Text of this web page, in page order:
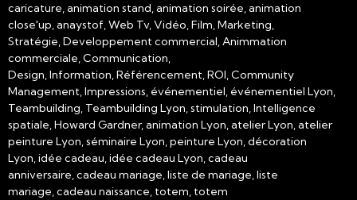
caricature, animation stand, animation soirée, animation
close'up, anaystof, Web Tv, Vidéo, Film, Marketing,
Stratégie, Developpement commercial, Animmation
commerciale, Communication,
Design, Information, Référencement, ROI, Community
Management, Impressions, événementiel, événementiel Lyon,
Teambuilding, Teambuilding Lyon, stimulation, Intelligence
spatiale, Howard Gardner, animation Lyon, atelier Lyon, atelier
peinture Lyon, séminaire Lyon, peinture Lyon, décoration
Lyon, idée cadeau, idée cadeau Lyon, cadeau
anniversaire, cadeau mariage, liste de mariage, liste
mariage, cadeau naissance, totem, totem